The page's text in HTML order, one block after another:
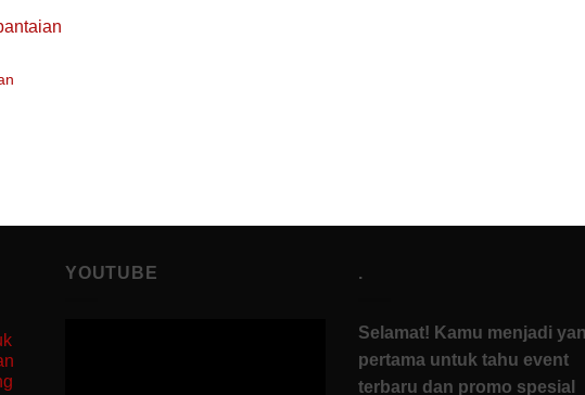
YOUTUBE .
Selamat! Kamu menjadi
pertama untuk tahu event
terbaru dan promo spesial